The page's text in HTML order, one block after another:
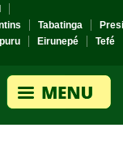
Tabatinga
Eirunepé
Tefé